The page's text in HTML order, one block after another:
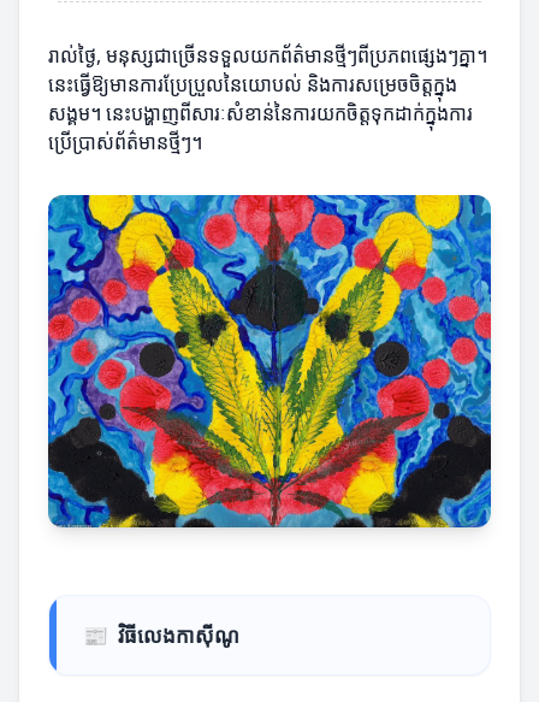
រាល់ថ្ងៃ, មនុស្សជាច្រើនទទួលយកព័ត៌មានថ្មីៗពីប្រភពផ្សេងៗគ្នា។
នេះធ្វើឱ្យមានការប្រែប្រួលនៃយោបល់ និងការសម្រេចចិត្តក្នុង
សង្គម។ នេះបង្ហាញពីសារៈសំខាន់នៃការយកចិត្តទុកដាក់ក្នុងការ
ប្រើប្រាស់ព័ត៌មានថ្មីៗ។
📰 វិធីលេងកាស៊ីណូ